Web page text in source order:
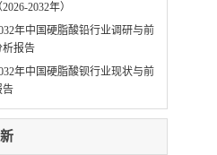
2032年）
年中国硬脂酸铅行业调研与前
析报告
年中国硬脂酸钡行业现状与前
告